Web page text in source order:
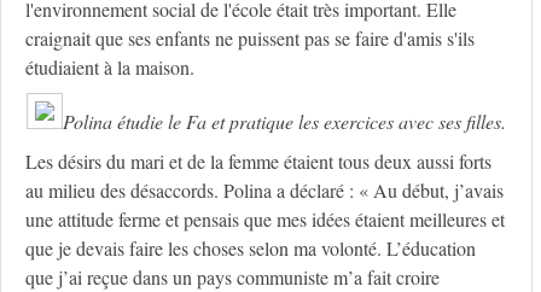
l'environnement social de l'école était très important. Elle
craignait que ses enfants ne puissent pas se faire d'amis s'ils
étudiaient à la maison.
Polina étudie le Fa et pratique les exercices avec ses filles.
Les désirs du mari et de la femme étaient tous deux aussi forts
au milieu des désaccords. Polina a déclaré : « Au début, j’avais
une attitude ferme et pensais que mes idées étaient meilleures et
que je devais faire les choses selon ma volonté. L’éducation
que j’ai reçue dans un pays communiste m’a fait croire